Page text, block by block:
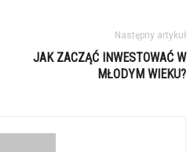
Następny artykuł
JAK ZACZĄĆ INWESTOWAĆ W
MŁODYM WIEKU?